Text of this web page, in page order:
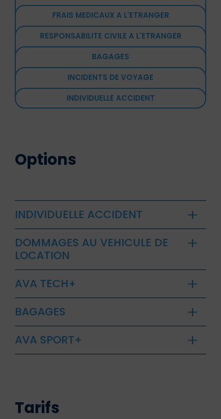
FRAIS MEDICAUX A L'ETRANGER
RESPONSABILITE CIVILE A L'ETRANGER
BAGAGES
INCIDENTS DE VOYAGE
INDIVIDUELLE ACCIDENT
Options
INDIVIDUELLE ACCIDENT
DOMMAGES AU VEHICULE DE
LOCATION
AVA TECH+
BAGAGES
AVA SPORT+
Tarifs